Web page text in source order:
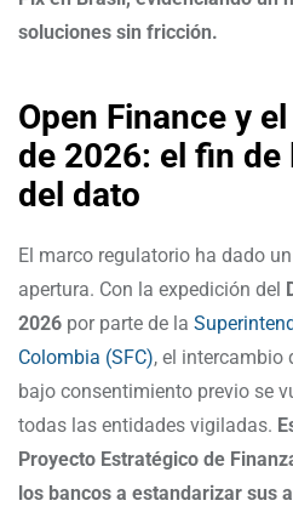
soluciones sin fricción.
Open Finance y
de 2026: el fin
del dato
El marco regulatorio ha dado
apertura. Con la expedición del
2026 por parte de la
Colombia (SFC), el intercambio
bajo consentimiento previo se
todas las entidades vigiladas.
Proyecto Estratégico de
los bancos a estandarizar sus